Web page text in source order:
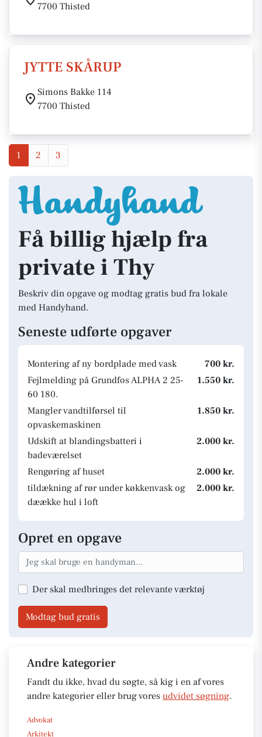
7700 Thisted
JYTTE SKÅRUP
Simons Bakke 114
7700 Thisted
1 2 3
Få billig hjælp fra
private i Thy
Beskriv din opgave og modtag gratis bud fra lokale
med Handyhand.
Seneste udførte opgaver
Montering af ny bordplade med vask
700 kr.
Fejlmelding på Grundfos ALPHA 2 25-
60 180.
1.550 kr.
Mangler vandtilførsel til
opvaskemaskinen
1.850 kr.
Udskift at blandingsbatteri i
badeværelset
2.000 kr.
Rengøring af huset
2.000 kr.
tildækning af rør under køkkenvask og
dæække hul i loft
2.000 kr.
Opret en opgave
Der skal medbringes det relevante værktøj
Modtag bud gratis
Andre kategorier
Fandt du ikke, hvad du søgte, så kig i en af vores
andre kategorier eller brug vores udvidet søgning.
Advokat
Arkitekt